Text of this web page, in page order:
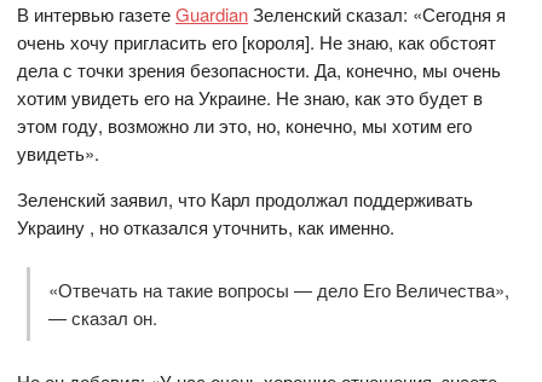
В интервью газетеGuardianЗеленский сказал: «Сегодня я
очень хочу пригласить его [короля]. Не знаю, как обстоят
дела с точки зрения безопасности. Да, конечно, мы очень
хотим увидеть его на Украине. Не знаю, как это будет в
этом году, возможно ли это, но, конечно, мы хотим его
увидеть».
Зеленский заявил, что Карл продолжал поддерживать
Украину , но отказался уточнить, как именно.
«Отвечать на такие вопросы — дело Его Величества»,
— сказал он.